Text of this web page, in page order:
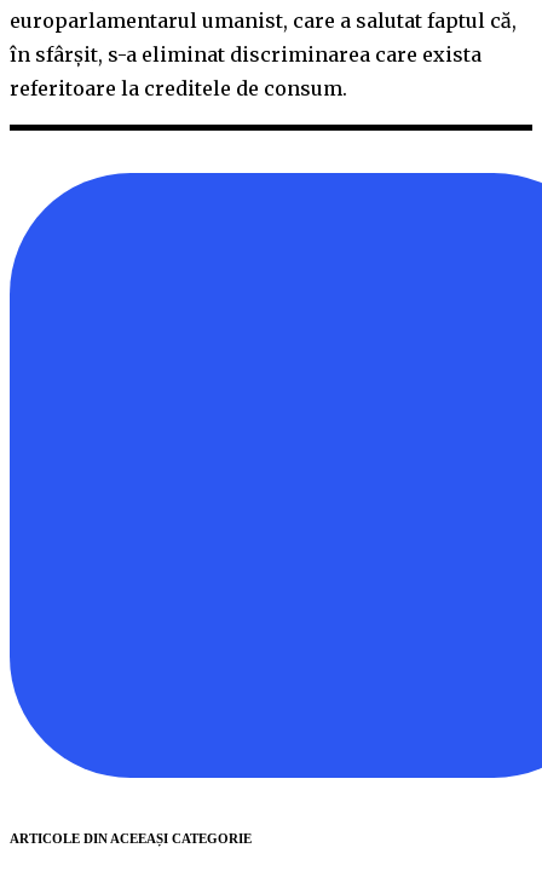
europarlamentarul umanist, care a salutat faptul că,
în sfârșit, s-a eliminat discriminarea care exista
referitoare la creditele de consum.
ARTICOLE DIN ACEEAȘI CATEGORIE